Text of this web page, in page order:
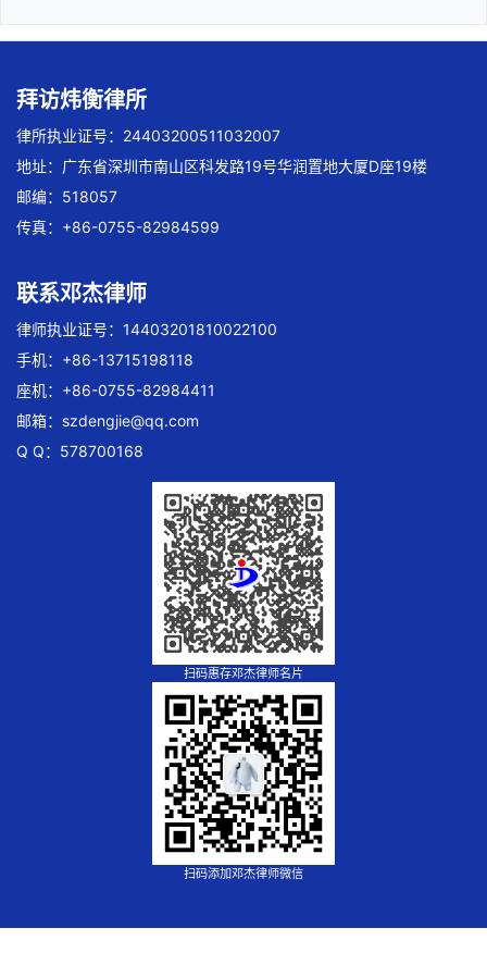
拜访炜衡律所
律所执业证号：24403200511032007
地址：广东省深圳市南山区科发路19号华润置地大厦D座19楼
邮编：518057
传真：+86-0755-82984599
联系邓杰律师
律师执业证号：14403201810022100
手机：+86-13715198118
座机：+86-0755-82984411
邮箱： szdengjie@qq.com
Q Q：578700168
扫码惠存邓杰律师名片
扫码添加邓杰律师微信